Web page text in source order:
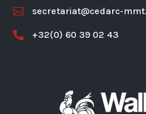
 secretariat@cedarc-
 +32(0) 60 39 02 43